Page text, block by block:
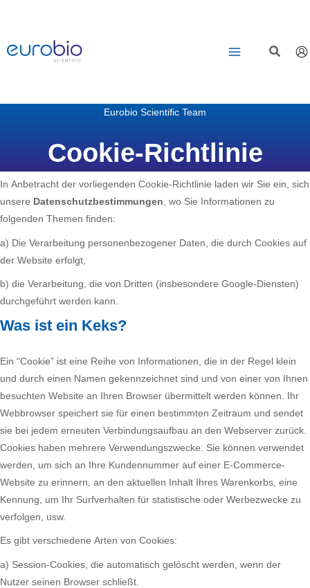
springen
Eurobio Scientific Team
Cookie-Richtlinie
In Anbetracht der vorliegenden Cookie-Richtlinie laden wir Sie ein, sich
unsere Datenschutzbestimmungen, wo Sie Informationen zu
folgenden Themen finden:
a) Die Verarbeitung personenbezogener Daten, die durch Cookies auf
der Website erfolgt,
b) die Verarbeitung, die von Dritten (insbesondere Google-Diensten)
durchgeführt werden kann.
Was ist ein Keks?
Ein “Cookie” ist eine Reihe von Informationen, die in der Regel klein
und durch einen Namen gekennzeichnet sind und von einer von Ihnen
besuchten Website an Ihren Browser übermittelt werden können. Ihr
Webbrowser speichert sie für einen bestimmten Zeitraum und sendet
sie bei jedem erneuten Verbindungsaufbau an den Webserver zurück.
Cookies haben mehrere Verwendungszwecke: Sie können verwendet
werden, um sich an Ihre Kundennummer auf einer E-Commerce-
Website zu erinnern, an den aktuellen Inhalt Ihres Warenkorbs, eine
Kennung, um Ihr Surfverhalten für statistische oder Werbezwecke zu
verfolgen, usw.
Es gibt verschiedene Arten von Cookies:
a) Session-Cookies, die automatisch gelöscht werden, wenn der
Nutzer seinen Browser schließt.